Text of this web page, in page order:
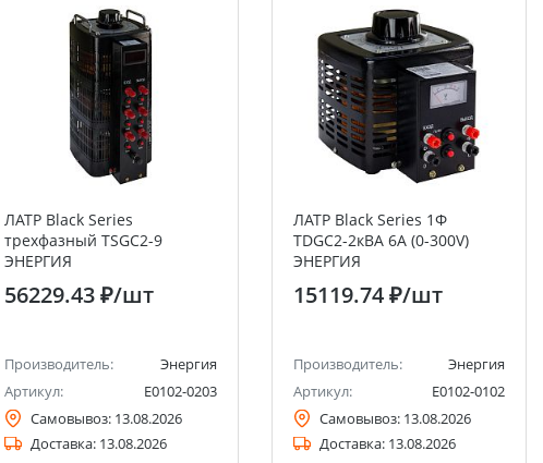
ЛАТР Black Series
трехфазный TSGC2-9
ЭНЕРГИЯ
56229.43 ₽/шт
Производитель:
Энергия
Артикул:
Е0102-0203
Самовывоз: 13.08.2026
Доставка: 13.08.2026
ЛАТР Black Series 1Ф
TDGC2-2кВА 6А (0-300V)
ЭНЕРГИЯ
15119.74 ₽/шт
Производитель:
Энергия
Артикул:
Е0102-0102
Самовывоз: 13.08.2026
Доставка: 13.08.2026